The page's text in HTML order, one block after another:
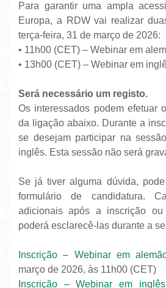
Para garantir uma ampla
Europa, a RDW vai realizar
terça-feira, 31 de março de 2026:
• 11h00 (CET) – Webinar em
• 13h00 (CET) – Webinar em
Será necessário um registo.
Os interessados ​​podem efetuar
da ligação abaixo. Durante a
se desejam participar na
inglês. Esta sessão não será
Se já tiver alguma dúvida,
formulário de candidatura.
adicionais após a inscrição ou
poderá esclarecê-las durante a
Inscrição – Webinar em
março de 2026, às 11h00 (CET)
Inscrição – Webinar em